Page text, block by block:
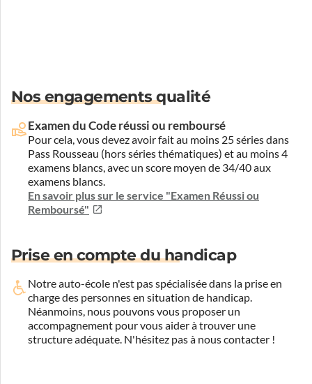
Nos engagements qualité
Examen du Code réussi ou remboursé
Pour cela, vous devez avoir fait au moins 25 séries dans
Pass Rousseau (hors séries thématiques) et au moins 4
examens blancs, avec un score moyen de 34/40 aux
examens blancs.
En savoir plus sur le service "Examen Réussi ou
Remboursé"
Prise en compte du handicap
Notre auto-école n'est pas spécialisée dans la prise en
charge des personnes en situation de handicap.
Néanmoins, nous pouvons vous proposer un
accompagnement pour vous aider à trouver une
structure adéquate. N'hésitez pas à nous contacter !